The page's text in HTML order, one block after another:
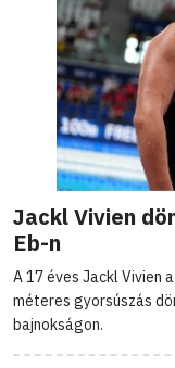
Jackl Vivien
Eb-n
A 17 éves Jackl Vivien
méteres gyorsúszás
bajnokságon.